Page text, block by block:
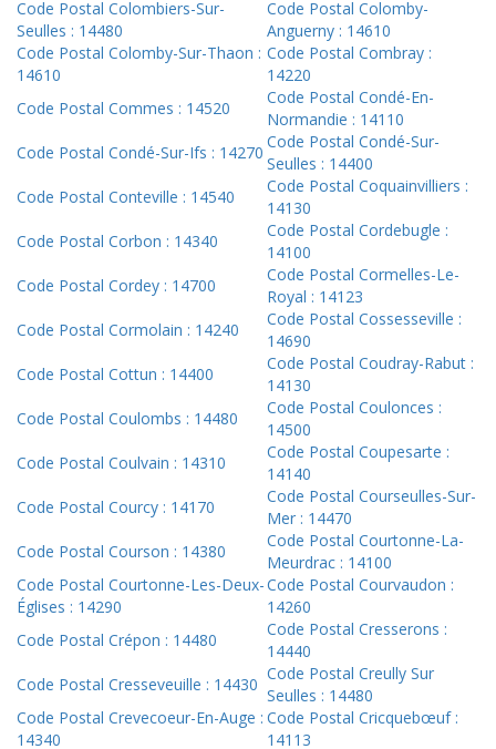
Code Postal Colombiers-Sur-
Seulles : 14480
Code Postal Colomby-
Anguerny : 14610
Code Postal Colomby-Sur-Thaon :
14610
Code Postal Combray :
14220
Code Postal Commes : 14520
Code Postal Condé-En-
Normandie : 14110
Code Postal Condé-Sur-Ifs : 14270
Code Postal Condé-Sur-
Seulles : 14400
Code Postal Conteville : 14540
Code Postal Coquainvilliers :
14130
Code Postal Corbon : 14340
Code Postal Cordebugle :
14100
Code Postal Cordey : 14700
Code Postal Cormelles-Le-
Royal : 14123
Code Postal Cormolain : 14240
Code Postal Cossesseville :
14690
Code Postal Cottun : 14400
Code Postal Coudray-Rabut :
14130
Code Postal Coulombs : 14480
Code Postal Coulonces :
14500
Code Postal Coulvain : 14310
Code Postal Coupesarte :
14140
Code Postal Courcy : 14170
Code Postal Courseulles-Sur-
Mer : 14470
Code Postal Courson : 14380
Code Postal Courtonne-La-
Meurdrac : 14100
Code Postal Courtonne-Les-Deux-
Églises : 14290
Code Postal Courvaudon :
14260
Code Postal Crépon : 14480
Code Postal Cresserons :
14440
Code Postal Cresseveuille : 14430
Code Postal Creully Sur
Seulles : 14480
Code Postal Crevecoeur-En-Auge :
14340
Code Postal Cricquebœuf :
14113